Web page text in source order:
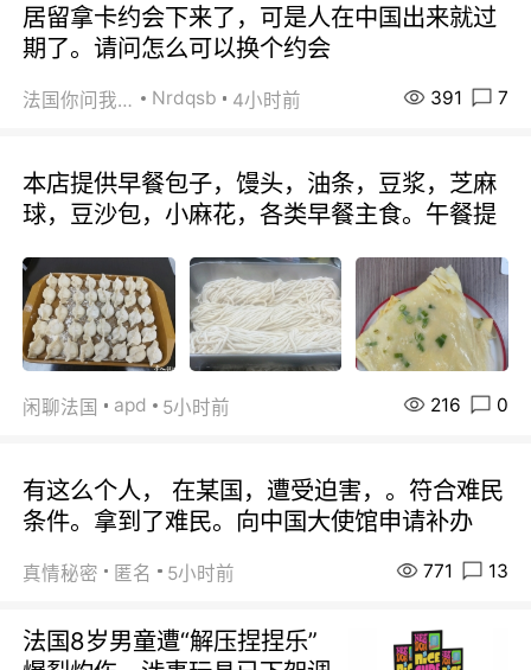
居留拿卡约会下来了，可是人在中国出来就过
期了。请问怎么可以换个约会
法国你问我答 Nrdqsb 4小时前 391 7
本店提供早餐包子，馒头，油条，豆浆，芝麻
球，豆沙包，小麻花，各类早餐主食。午餐提
闲聊法国 apd 5小时前 216 0
有这么个人， 在某国，遭受迫害，。符合难民
条件。拿到了难民。向中国大使馆申请补办
真情秘密 匿名 5小时前 771 13
法国8岁男童遭“解压捏捏乐”